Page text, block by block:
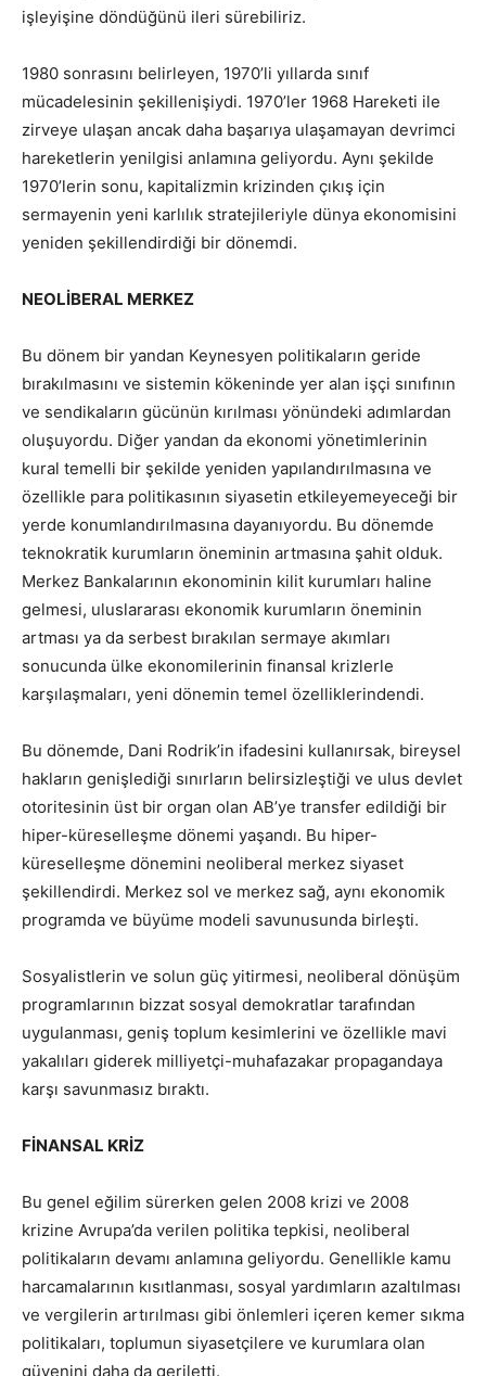
işleyişine döndüğünü ileri sürebiliriz.
1980 sonrasını belirleyen, 1970’li yıllarda sınıf
mücadelesinin şekillenişiydi. 1970’ler 1968 Hareketi ile
zirveye ulaşan ancak daha başarıya ulaşamayan devrimci
hareketlerin yenilgisi anlamına geliyordu. Aynı şekilde
1970’lerin sonu, kapitalizmin krizinden çıkış için
sermayenin yeni karlılık stratejileriyle dünya ekonomisini
yeniden şekillendirdiği bir dönemdi.
NEOLİBERAL MERKEZ
Bu dönem bir yandan Keynesyen politikaların geride
bırakılmasını ve sistemin kökeninde yer alan işçi sınıfının
ve sendikaların gücünün kırılması yönündeki adımlardan
oluşuyordu. Diğer yandan da ekonomi yönetimlerinin
kural temelli bir şekilde yeniden yapılandırılmasına ve
özellikle para politikasının siyasetin etkileyemeyeceği bir
yerde konumlandırılmasına dayanıyordu. Bu dönemde
teknokratik kurumların öneminin artmasına şahit olduk.
Merkez Bankalarının ekonominin kilit kurumları haline
gelmesi, uluslararası ekonomik kurumların öneminin
artması ya da serbest bırakılan sermaye akımları
sonucunda ülke ekonomilerinin finansal krizlerle
karşılaşmaları, yeni dönemin temel özelliklerindendi.
Bu dönemde, Dani Rodrik’in ifadesini kullanırsak, bireysel
hakların genişlediği sınırların belirsizleştiği ve ulus devlet
otoritesinin üst bir organ olan AB’ye transfer edildiği bir
hiper-küreselleşme dönemi yaşandı. Bu hiper-
küreselleşme dönemini neoliberal merkez siyaset
şekillendirdi. Merkez sol ve merkez sağ, aynı ekonomik
programda ve büyüme modeli savunusunda birleşti.
Sosyalistlerin ve solun güç yitirmesi, neoliberal dönüşüm
programlarının bizzat sosyal demokratlar tarafından
uygulanması, geniş toplum kesimlerini ve özellikle mavi
yakalıları giderek milliyetçi-muhafazakar propagandaya
karşı savunmasız bıraktı.
FİNANSAL KRİZ
Bu genel eğilim sürerken gelen 2008 krizi ve 2008
krizine Avrupa’da verilen politika tepkisi, neoliberal
politikaların devamı anlamına geliyordu. Genellikle kamu
harcamalarının kısıtlanması, sosyal yardımların azaltılması
ve vergilerin artırılması gibi önlemleri içeren kemer sıkma
politikaları, toplumun siyasetçilere ve kurumlara olan
güvenini daha da geriletti.